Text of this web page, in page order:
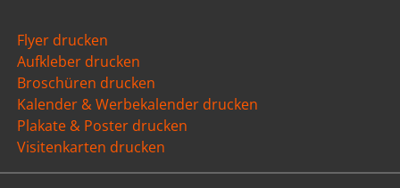
Flyer drucken
Aufkleber drucken
Broschüren drucken
Kalender & Werbekalender drucken
Plakate & Poster drucken
Visitenkarten drucken